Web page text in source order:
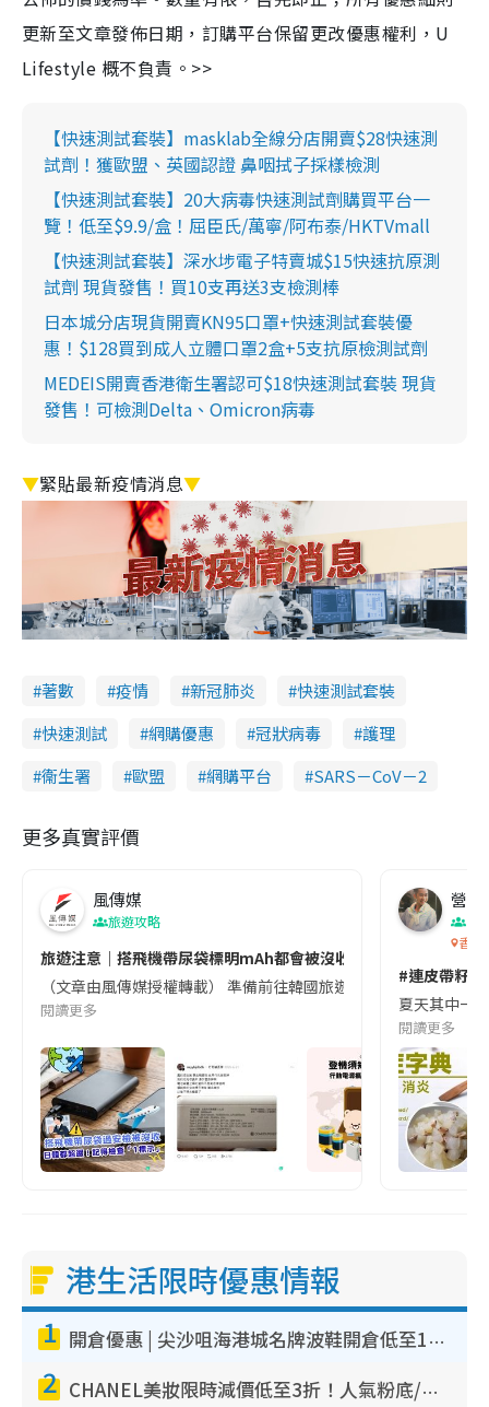
更新至文章發佈日期，訂購平台保留更改優惠權利，U
Lifestyle 概不負責。>>
【快速測試套裝】masklab全線分店開賣$28快速測
試劑！獲歐盟、英國認證 鼻咽拭子採樣檢測
【快速測試套裝】20大病毒快速測試劑購買平台一
覽！低至$9.9/盒！屈臣氏/萬寧/阿布泰/HKTVmall
【快速測試套裝】深水埗電子特賣城$15快速抗原測
試劑 現貨發售！買10支再送3支檢測棒
日本城分店現貨開賣KN95口罩+快速測試套裝優
惠！$128買到成人立體口罩2盒+5支抗原檢測試劑
MEDEIS開賣香港衛生署認可$18快速測試套裝 現貨
發售！可檢測Delta、Omicron病毒
▼緊貼最新疫情消息▼
著數 疫情 新冠肺炎
快速測試套裝
快速測試
網購優惠 冠狀病毒
護理
衞生署
歐盟 網購平台 SARS－CoV－2
更多真實評價
風傳媒
旅遊攻略
旅遊注意｜搭飛機帶尿袋標明mAh都會被沒收😱出發前切記檢查
（文章由風傳媒授權轉載） 準備前往韓國旅遊的民眾，近期要
閱讀更多
營養
香港
#連皮帶籽
夏天其中一
閱讀更多
港生活限時優惠情報
1 開倉優惠 | 尖沙咀海港城名牌波鞋開倉低至1折！On鞋$899起／Joy&Peace鞋履$98起
2 CHANEL美妝限時減價低至3折！人氣粉底/唇膏/精華液低至$275！COCO香水都有平